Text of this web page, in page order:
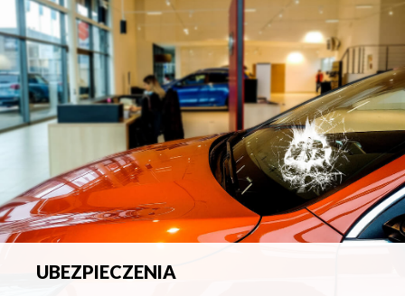
blacharsko-lakierniczych.
UBEZPIECZENIA